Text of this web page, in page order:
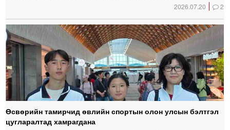
2026.07.20 2
Өсвөрийн тамирчид өвлийн спортын олон улсын бэлтгэл
цугларалтад хамрагдана